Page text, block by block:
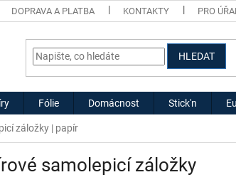
DOPRAVA A PLATBA KONTAKTY PRO
HLEDAT
Fólie Domácnost Stick'n
záložky | papír
samolepicí záložky